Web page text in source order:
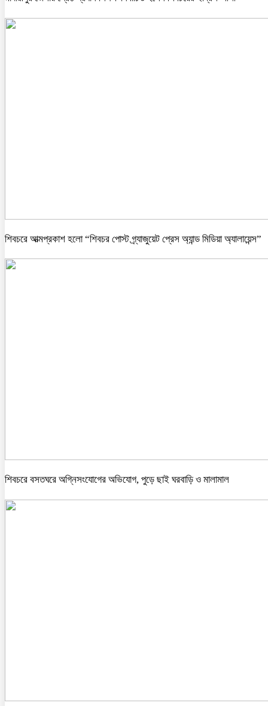
শিবচরে আত্মপ্রকাশ হলো “শিবচর পোস্ট গ্র্যাজুয়েট প্রেস অ্যান্ড মিডিয়া অ্যালায়েন্স”
শিবচরে বসতঘরে অগ্নিসংযোগের অভিযোগ, পুড়ে ছাই ঘরবাড়ি ও মালামাল